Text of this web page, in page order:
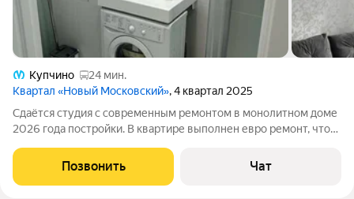
Купчино
24 мин.
Квартал «Новый Московский», 4 квартал 2025
Сдаётся студия с современным ремонтом в монолитном доме
2026 года постройки. В квартире выполнен евро ремонт, что
необходимой техникой: холодильник, плита, микроволновая
печь и стиральная машина.
Позвонить Чат